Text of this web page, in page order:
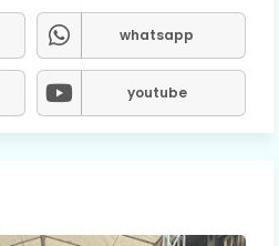
whatsapp
youtube